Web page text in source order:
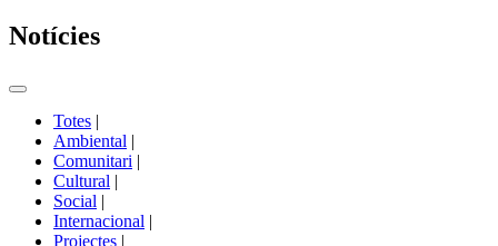
Notícies
Commutador
portals
Totes |
Ambiental |
Comunitari |
Cultural |
Social |
Internacional |
Projectes |